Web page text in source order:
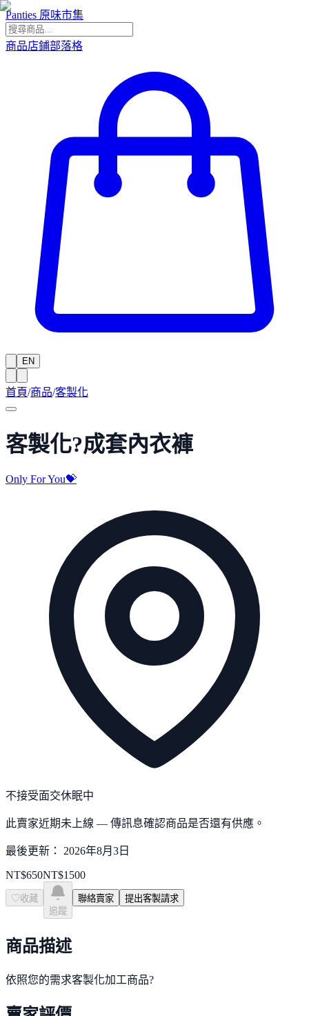
Panties 原味市集
商品店鋪部落格
EN
首頁/商品/客製化
客製化?成套內衣褲
Only For You💝
不接受面交休眠中
此賣家近期未上線 — 傳訊息確認商品是否還有供應。
最後更新： 2026年8月3日
NT$650NT$1500
♡ 收藏
追蹤
聯絡賣家 提出客製請求
商品描述
依照您的需求客製化加工商品?